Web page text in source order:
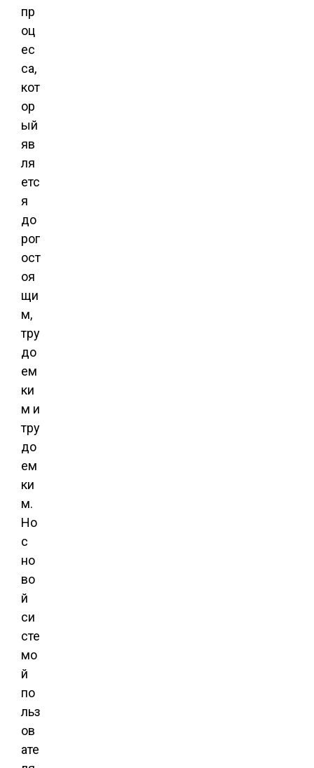
пр
оц
ес
са,
кот
ор
ый
яв
ля
етс
я
до
рог
ост
оя
щи
м,
тру
до
ем
ки
м и
тру
до
ем
ки
м.
Но
с
но
во
й
си
сте
мо
й
по
льз
ов
ате